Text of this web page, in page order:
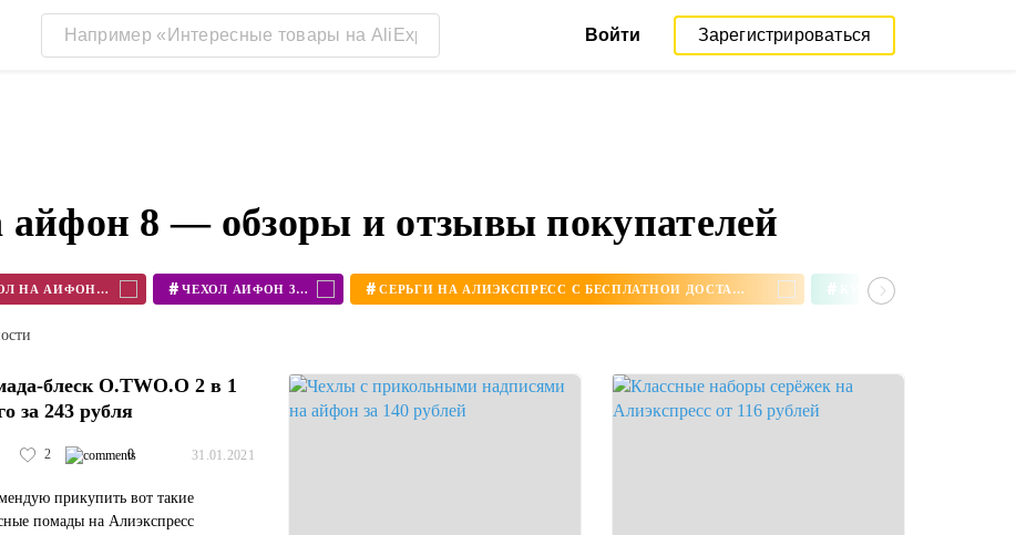
Войти Зарегистрироваться
айфон 8 — обзоры и отзывы покупателей
ЧЕХОЛ НА АЙФОН 11 # ЧЕХОЛ АЙФОН 360 # СЕРЬГИ НА АЛИЭКСПРЕСС С БЕСПЛАТНОЙ ДОСТАВКОЙ #
блеск O.TWO.O 2 в 1
за 243 рубля
2 0 31.01.2021
прикупить вот такие
помады на Алиэкспресс